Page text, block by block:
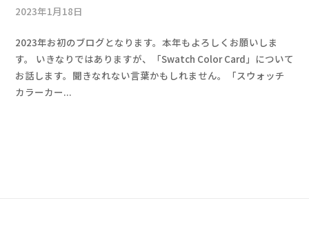
2023年1月18日
a
d
m
2023年お初のブログとなります。本年もよろしくお願いしま
す。 いきなりではありますが、「Swatch Color Card」について
お話します。聞きなれない言葉かもしれません。「スウォッチ
カラーカー...